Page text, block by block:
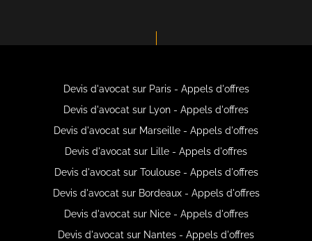
Devis d'avocat sur Paris - Appels d'offres
Devis d'avocat sur Lyon - Appels d'offres
Devis d'avocat sur Marseille - Appels d'offres
Devis d'avocat sur Lille - Appels d'offres
Devis d'avocat sur Toulouse - Appels d'offres
Devis d'avocat sur Bordeaux - Appels d'offres
Devis d'avocat sur Nice - Appels d'offres
Devis d'avocat sur Nantes - Appels d'offres